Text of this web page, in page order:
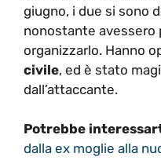
giugno, i due si sono
nonostante avessero
organizzarlo. Hanno
civile, ed è stato
dall’attaccante.
Potrebbe
dalla ex moglie alla